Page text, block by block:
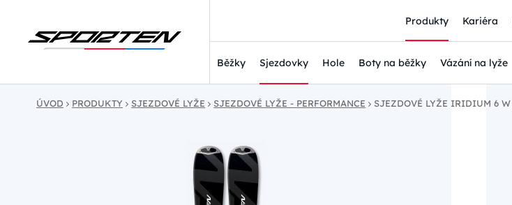
Produkty Kariéra
Běžky Sjezdovky Hole Boty na běžky Vázání na lyže
ÚVOD PRODUKTY SJEZDOVÉ LYŽE SJEZDOVÉ LYŽE - PERFORMANCE SJEZDOVÉ LYŽE IRIDIUM 6 W